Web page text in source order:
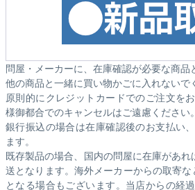
問屋・メーカーに、在庫確認が必要な商品
他の商品と一緒に買い物かごに入れないで
原則的にクレジットカードでのご注文を
様御都合でのキャンセルはご遠慮ください。
銀行振込の場合は在庫確認後のお支払い
ます。
既存製品の場合、国内の問屋に在庫があ
送となります。海外メーカーからの取寄
となる場合もございます。 当店からの経